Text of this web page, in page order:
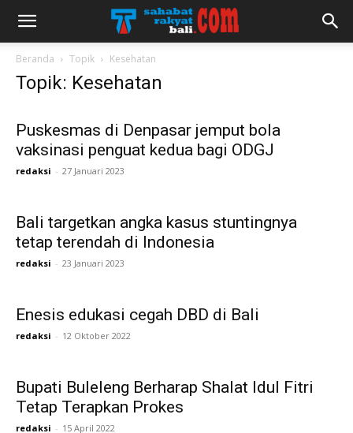
Beranda Topik Kesehatan
Topik: Kesehatan
Puskesmas di Denpasar jemput bola
vaksinasi penguat kedua bagi ODGJ
redaksi - 27 Januari 2023
Bali targetkan angka kasus stuntingnya
tetap terendah di Indonesia
redaksi - 23 Januari 2023
Enesis edukasi cegah DBD di Bali
redaksi - 12 Oktober 2022
Bupati Buleleng Berharap Shalat Idul Fitri
Tetap Terapkan Prokes
redaksi - 15 April 2022